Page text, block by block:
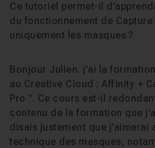
Ce tutoriel permet-il
du fonctionnement de Capture
uniquement les masques ?
Bonjour Julien. j'ai la
au Creative Cloud : Affinity +
Pro ". Ce cours est-il
contenu de la formation que
disais justement que j'aimerai
technique des masques,